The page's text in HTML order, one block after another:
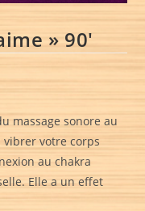
» 90′
massage sonore au
vibrer votre corps
au chakra
Elle a un effet